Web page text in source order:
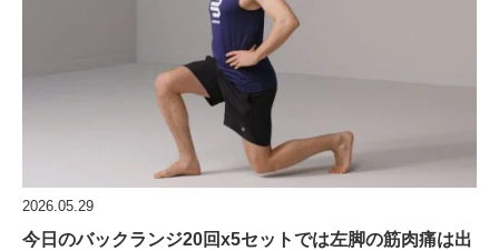
2026.05.29
今日のバックランジ20回x5セットでは左脚の筋肉痛は出